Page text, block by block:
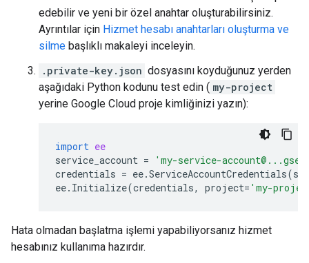
edebilir ve yeni bir özel anahtar oluşturabilirsiniz.
Ayrıntılar için Hizmet hesabı anahtarları oluşturma ve
silme başlıklı makaleyi inceleyin.
.private-key.json dosyasını koyduğunuz yerden
aşağıdaki Python kodunu test edin ( my-project
yerine Google Cloud proje kimliğinizi yazın):
import ee
service_account =
'my-service-
credentials = ee.ServiceAccountCredentials(
ee. Initialize(credentials, project= 'my-
Hata olmadan başlatma işlemi yapabiliyorsanız hizmet
hesabınız kullanıma hazırdır.